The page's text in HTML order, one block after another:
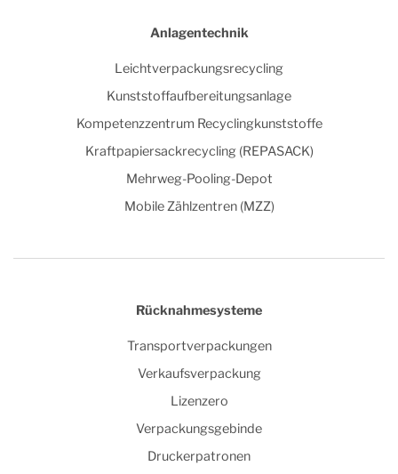
Anlagentechnik
Leichtverpackungsrecycling
Kunststoffaufbereitungsanlage
Kompetenzzentrum Recyclingkunststoffe
Kraftpapiersackrecycling (REPASACK)
Mehrweg-Pooling-Depot
Mobile Zählzentren (MZZ)
Rücknahmesysteme
Transportverpackungen
Verkaufsverpackung
Lizenzero
Verpackungsgebinde
Druckerpatronen